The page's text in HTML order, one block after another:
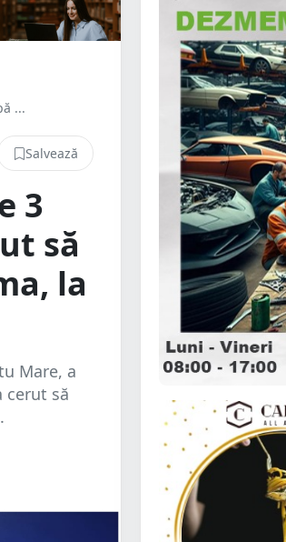
...
Salvează
3
să
la
Mare, a
cerut să